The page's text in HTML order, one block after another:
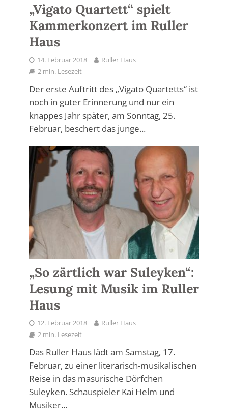
„Vigato Quartett“ spielt
Kammerkonzert im Ruller
Haus
14. Februar 2018
Ruller Haus
2 min. Lesezeit
Der erste Auftritt des „Vigato Quartetts“ ist
noch in guter Erinnerung und nur ein
knappes Jahr später, am Sonntag, 25.
Februar, beschert das junge...
„So zärtlich war Suleyken“:
Lesung mit Musik im Ruller
Haus
12. Februar 2018
Ruller Haus
2 min. Lesezeit
Das Ruller Haus lädt am Samstag, 17.
Februar, zu einer literarisch-musikalischen
Reise in das masurische Dörfchen
Suleyken. Schauspieler Kai Helm und
Musiker...